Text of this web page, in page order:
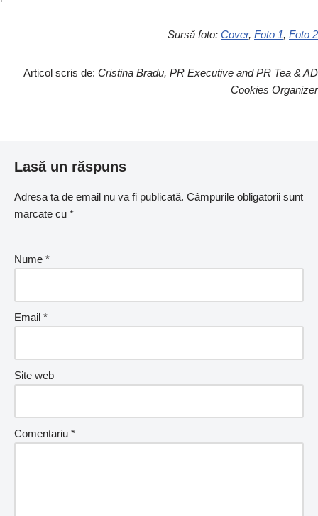
Sursă foto: Cover, Foto 1, Foto 2
Articol scris de: Cristina Bradu, PR Executive and PR Tea & AD
Cookies Organizer
Lasă un răspuns
Adresa ta de email nu va fi publicată. Câmpurile obligatorii sunt
marcate cu *
Nume *
Email *
Site web
Comentariu *